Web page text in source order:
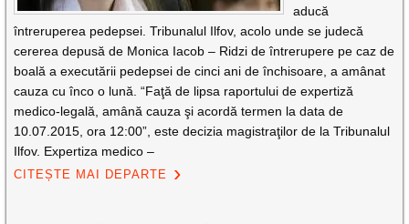
aducă
întreruperea pedepsei. Tribunalul Ilfov, acolo unde se judecă
cererea depusă de Monica Iacob – Ridzi de întrerupere pe caz de
boală a executării pedepsei de cinci ani de închisoare, a amânat
cauza cu înco o lună. “Faţă de lipsa raportului de expertiză
medico-legală, amână cauza şi acordă termen la data de
10.07.2015, ora 12:00”, este decizia magistraţilor de la Tribunalul
Ilfov. Expertiza medico –
CITEȘTE MAI DEPARTE